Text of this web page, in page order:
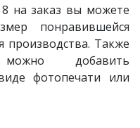
на заказ вы можете
понравившейся
производства. Также
добавить
фотопечати или